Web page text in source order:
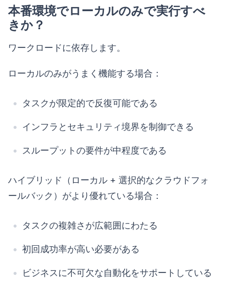
本番環境でローカルのみで実行すべ
きか？
ワークロードに依存します。
ローカルのみがうまく機能する場合：
タスクが限定的で反復可能である
インフラとセキュリティ境界を制御できる
スループットの要件が中程度である
ハイブリッド（ローカル + 選択的なクラウドフォ
ールバック）がより優れている場合：
タスクの複雑さが広範囲にわたる
初回成功率が高い必要がある
ビジネスに不可欠な自動化をサポートしている